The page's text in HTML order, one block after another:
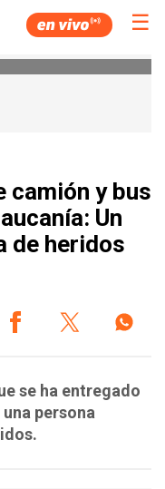
☰
camión y bus
Un
de heridos
se ha entregado
persona